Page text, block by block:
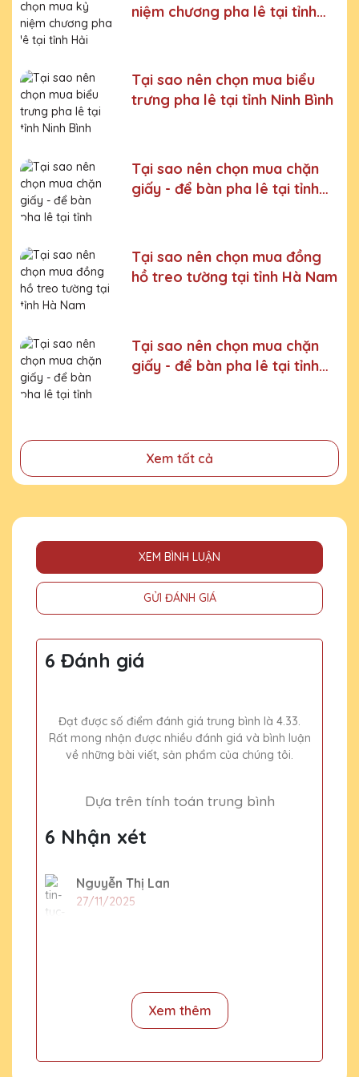
Bước 6:Gọi điện xác nhận với khách hàng
và nghiêm ngặt ở từng khâu sản xuất.Xưởng sản xuất
Bảng vinh danh uy tín, chất lượng
Chúng tôi là đơn vị sản xuất trực tiếp, uy tín, giá rẻ. Nhận
sản xuất theo ý tưởng của khách hàng.
Quà tặng Cúp Pha Lê Vinh Danh An Thảo cung cấp tới
Quý khách hàng thành phẩm bao gồm hộp xi lót lụa
vàng, với 2 màu lựa chọn xanh hoặc đỏ làm tăng thêm
tính trang trọng cho sản phẩm.
Sản phẩm được làm từ chất liệu pha lê vô cùng tinh tế,
sang trọng, gửi đến người nhận những ý nghĩa to lớn:
- Vinh danh cá nhân, tập thể đạt thành tích xuất sắc
cá nhân, tập thể
- Tri ân, thay lời cảm ơn gửi đến những cá nhân, tổ chức
đã cống hiến, đóng góp cho doanh nghiệp, cho cộng
đồng
niệm chương pha lê tại tỉnh
Tại sao nên chọn mua biểu
trưng pha lê tại tỉnh Ninh Bình
Tại sao nên chọn mua chặn
giấy - để bàn pha lê tại tỉnh
Tại sao nên chọn mua đồng
hồ treo tường tại tỉnh Hà Nam
Tại sao nên chọn mua chặn
giấy - để bàn pha lê tại tỉnh
Xem tất cả
XEM BÌNH LUẬN
GỬI ĐÁNH GIÁ
6 Đánh giá
Đạt được số điểm đánh giá trung bình là 4.33.
Rất mong nhận được nhiều đánh giá và bình luận
về những bài viết, sản phẩm của chúng tôi.
Dựa trên tính toán trung bình
6 Nhận xét
Nguyễn Thị Lan
27/11/2025
27/11/2025
Xem thêm